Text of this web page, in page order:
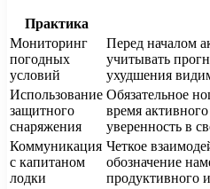
Практика
Мониторинг
погодных
условий
Перед началом
учитывать
ухудшения
Использование
защитного
снаряжения
Обязательное
время
уверенность в
Коммуникация
с капитаном
лодки
Четкое
обозначение
продуктивного